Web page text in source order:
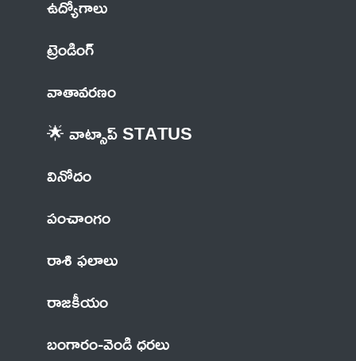
ట్రెండింగ్
వాతావరణం
🌟 వాట్సాప్ STATUS
వినోదం
పంచాంగం
రాశి ఫలాలు
రాజకీయం
బంగారం-వెండి ధరలు